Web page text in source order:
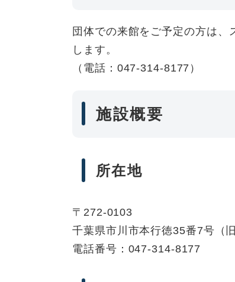
団体での来館をご予定の方は
します。
（電話：047-314-8177）
施設概要
所在地
〒272-0103
千葉県市川市本行徳35番7号（
電話番号：047-314-8177